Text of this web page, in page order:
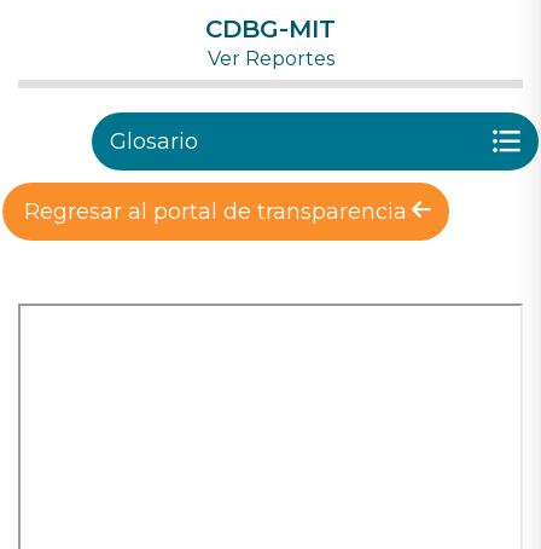
CDBG-MIT
Ver Reportes
Glosario
Regresar al portal de transparencia